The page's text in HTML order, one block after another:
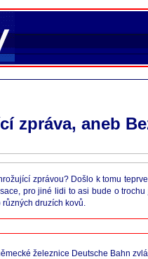
zpráva, aneb
zprávou? Došlo k tomu
pro jiné lidi to asi bude o
druzích kovů.
železnice Deutsche Bahn